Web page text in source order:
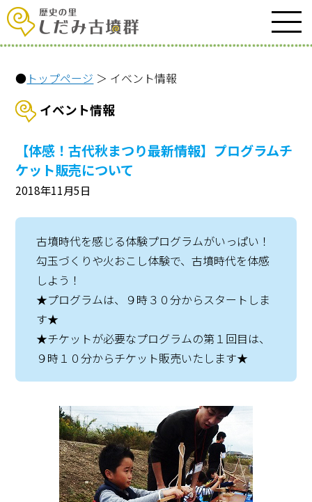
● トップページ ＞ イベント情報
イベント情報
【体感！古代秋まつり最新情報】プログラムチ
ケット販売について
2018年11月5日
古墳時代を感じる体験プログラムがいっぱい！
勾玉づくりや火おこし体験で、古墳時代を体感
しよう！
★プログラムは、９時３０分からスタートしま
す★
★チケットが必要なプログラムの第１回目は、
９時１０分からチケット販売いたします★